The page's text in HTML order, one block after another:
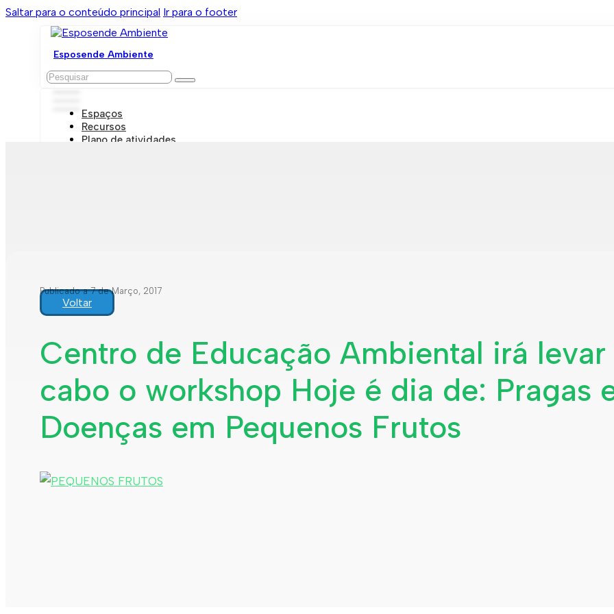
Saltar para o conteúdo principal Ir para o footer
Esposende Ambiente
Pesquisar
Espaços
Recursos
Plano de atividades
Publicado a 7 de Março, 2017
Voltar
Centro de Educação Ambiental irá levar
cabo o workshop Hoje é dia de: Pragas
Doenças em Pequenos Frutos